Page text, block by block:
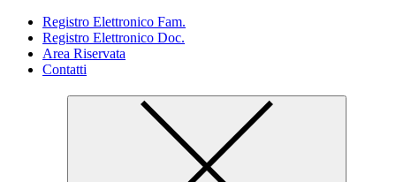
Registro Elettronico Fam.
Registro Elettronico Doc.
Area Riservata
Contatti